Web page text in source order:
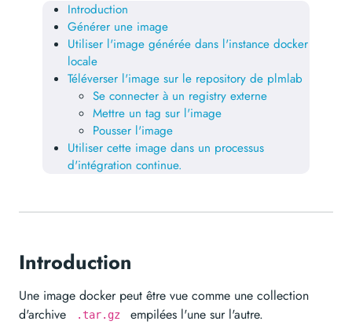
Introduction
Générer une image
Utiliser l'image générée dans l'instance docker
locale
Téléverser l'image sur le repository de plmlab
Se connecter à un registry externe
Mettre un tag sur l'image
Pousser l'image
Utiliser cette image dans un processus
d'intégration continue.
Introduction
Une image docker peut être vue comme une collection
d'archive
.tar.gz
empilées l'une sur l'autre.